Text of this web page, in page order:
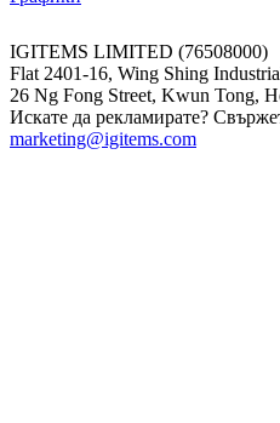
IGITEMS LIMITED (76508000)
Flat 2401-16, Wing Shing
26 Ng Fong Street, Kwun Tong,
Искате да рекламирате?
marketing@igitems.com